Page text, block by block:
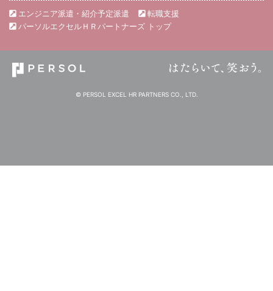
エンジニア派遣・紹介予定派遣
転職支援
パーソルエクセルＨＲパートナーズ トップ
© PERSOL EXCEL HR PARTNERS CO., LTD.